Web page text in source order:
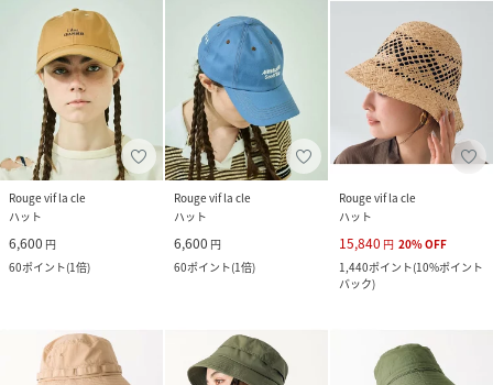
Rouge vif la cle
ハット
6,600 円
60ポイント(1倍)
Rouge vif la cle
ハット
6,600 円
60ポイント(1倍)
Rouge vif la cle
ハット
15,840 円 20%OFF
1,440ポイント(10%ポイント
バック)